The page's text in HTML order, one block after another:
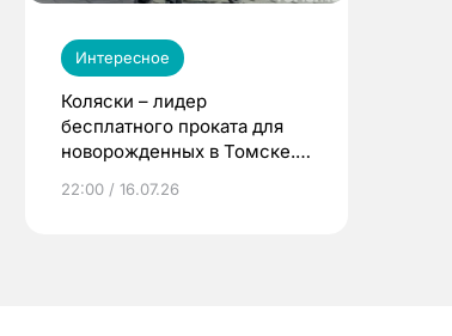
Интересное
Коляски – лидер
бесплатного проката для
новорожденных в Томске.
22:00 / 16.07.26